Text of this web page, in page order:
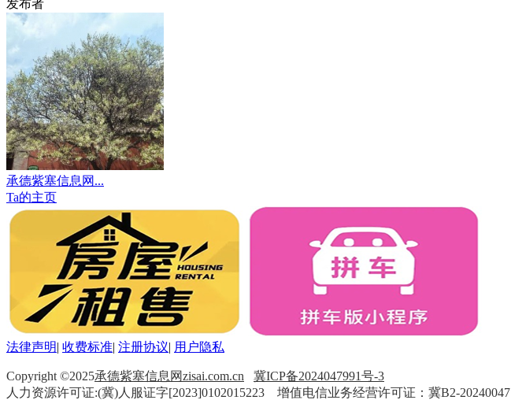
发布者
承德紫塞信息网...
Ta的主页
法律声明| 收费标准| 注册协议| 用户隐私
Copyright ©2025承德紫塞信息网zisai.com.cn
冀ICP备2024047991号-3
人力资源许可证:(冀)人服证字[2023]0102015223 增值电信业务经营许可证：冀B2-20240047